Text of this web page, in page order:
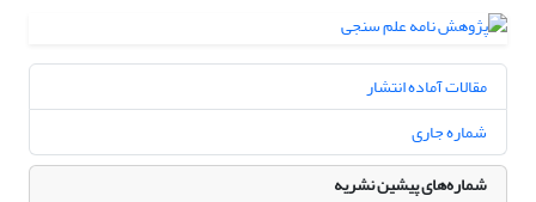
مقالات آماده انتشار
شماره جاری
شماره‌های پیشین نشریه